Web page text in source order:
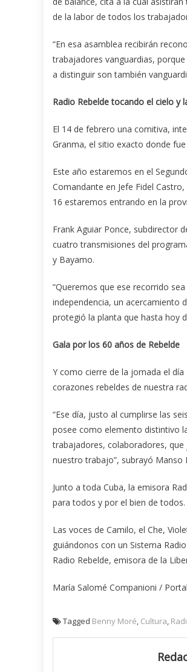
de la labor de todos los
“En esa asamblea recibirán
trabajadores vanguardias,
a distinguir son también
Radio Rebelde tocando el cielo y
El 14 de febrero una comitiva,
Granma, el sitio exacto donde
Este año estaremos en el
Comandante en Jefe Fidel
16 estaremos entrando en la
Frank Aguiar Ponce, subdirector
cuatro transmisiones del
y Bayamo.
“Queremos que ese recorrido
independencia, un acercamiento
protegió la planta que hasta hoy
Gala por los 60 años de Rebelde
Y como cierre de la jornada el
corazones rebeldes de nuestra
“Ese día, justo al cumplirse las
posee como elemento distintivo
trabajadores, colaboradores,
nuestro trabajo”, subrayó Manso
Junto a toda Cuba, la emisora
para todos y por el bien de todos.
Las voces de Camilo, el Che,
guiándonos con un Sistema
Radio Rebelde, emisora de la
María Salomé Companioni /
Tagged Benny Moré, Cultura,